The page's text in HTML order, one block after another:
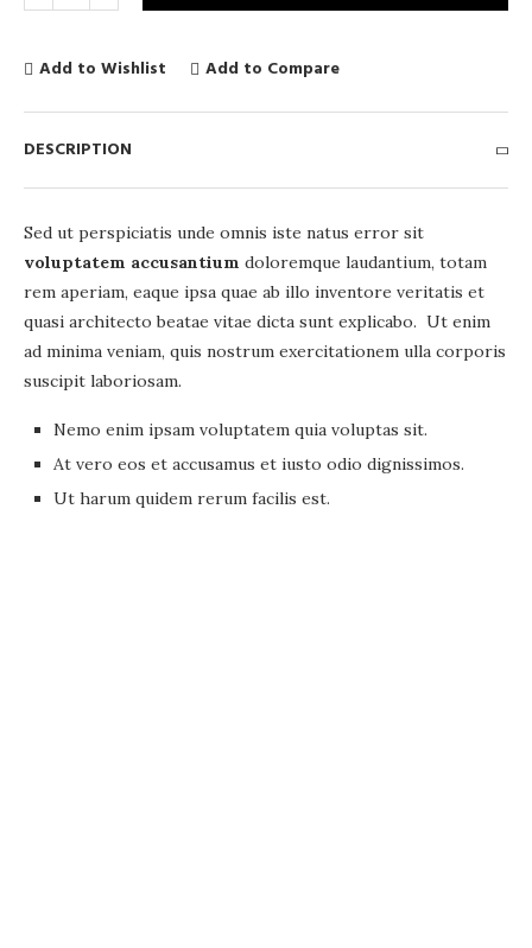
Add to Wishlist Add to Compare
DESCRIPTION
Sed ut perspiciatis unde omnis iste natus error sit
voluptatem accusantium doloremque laudantium, totam
rem aperiam, eaque ipsa quae ab illo inventore veritatis et
quasi architecto beatae vitae dicta sunt explicabo. Ut enim
ad minima veniam, quis nostrum exercitationem ulla corporis
suscipit laboriosam.
Nemo enim ipsam voluptatem quia voluptas sit.
At vero eos et accusamus et iusto odio dignissimos.
Ut harum quidem rerum facilis est.